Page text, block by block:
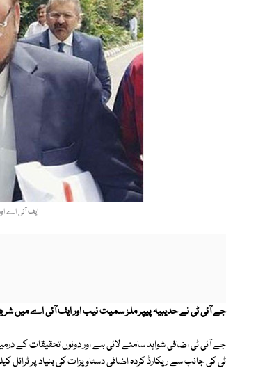
ایف آئی اے
جے آئی ٹی نے حدیبیہ پیپر ملز سمیت نیب اور ایف آئی اے میں
جے آئی ٹی اضافی شواہد سامنے لائی ہے اور دونوں تحقیقات کے
ٹی کی جانب سے ریکارڈ کردہ اضافی دستاویزات کی بنیاد پر ٹرائل